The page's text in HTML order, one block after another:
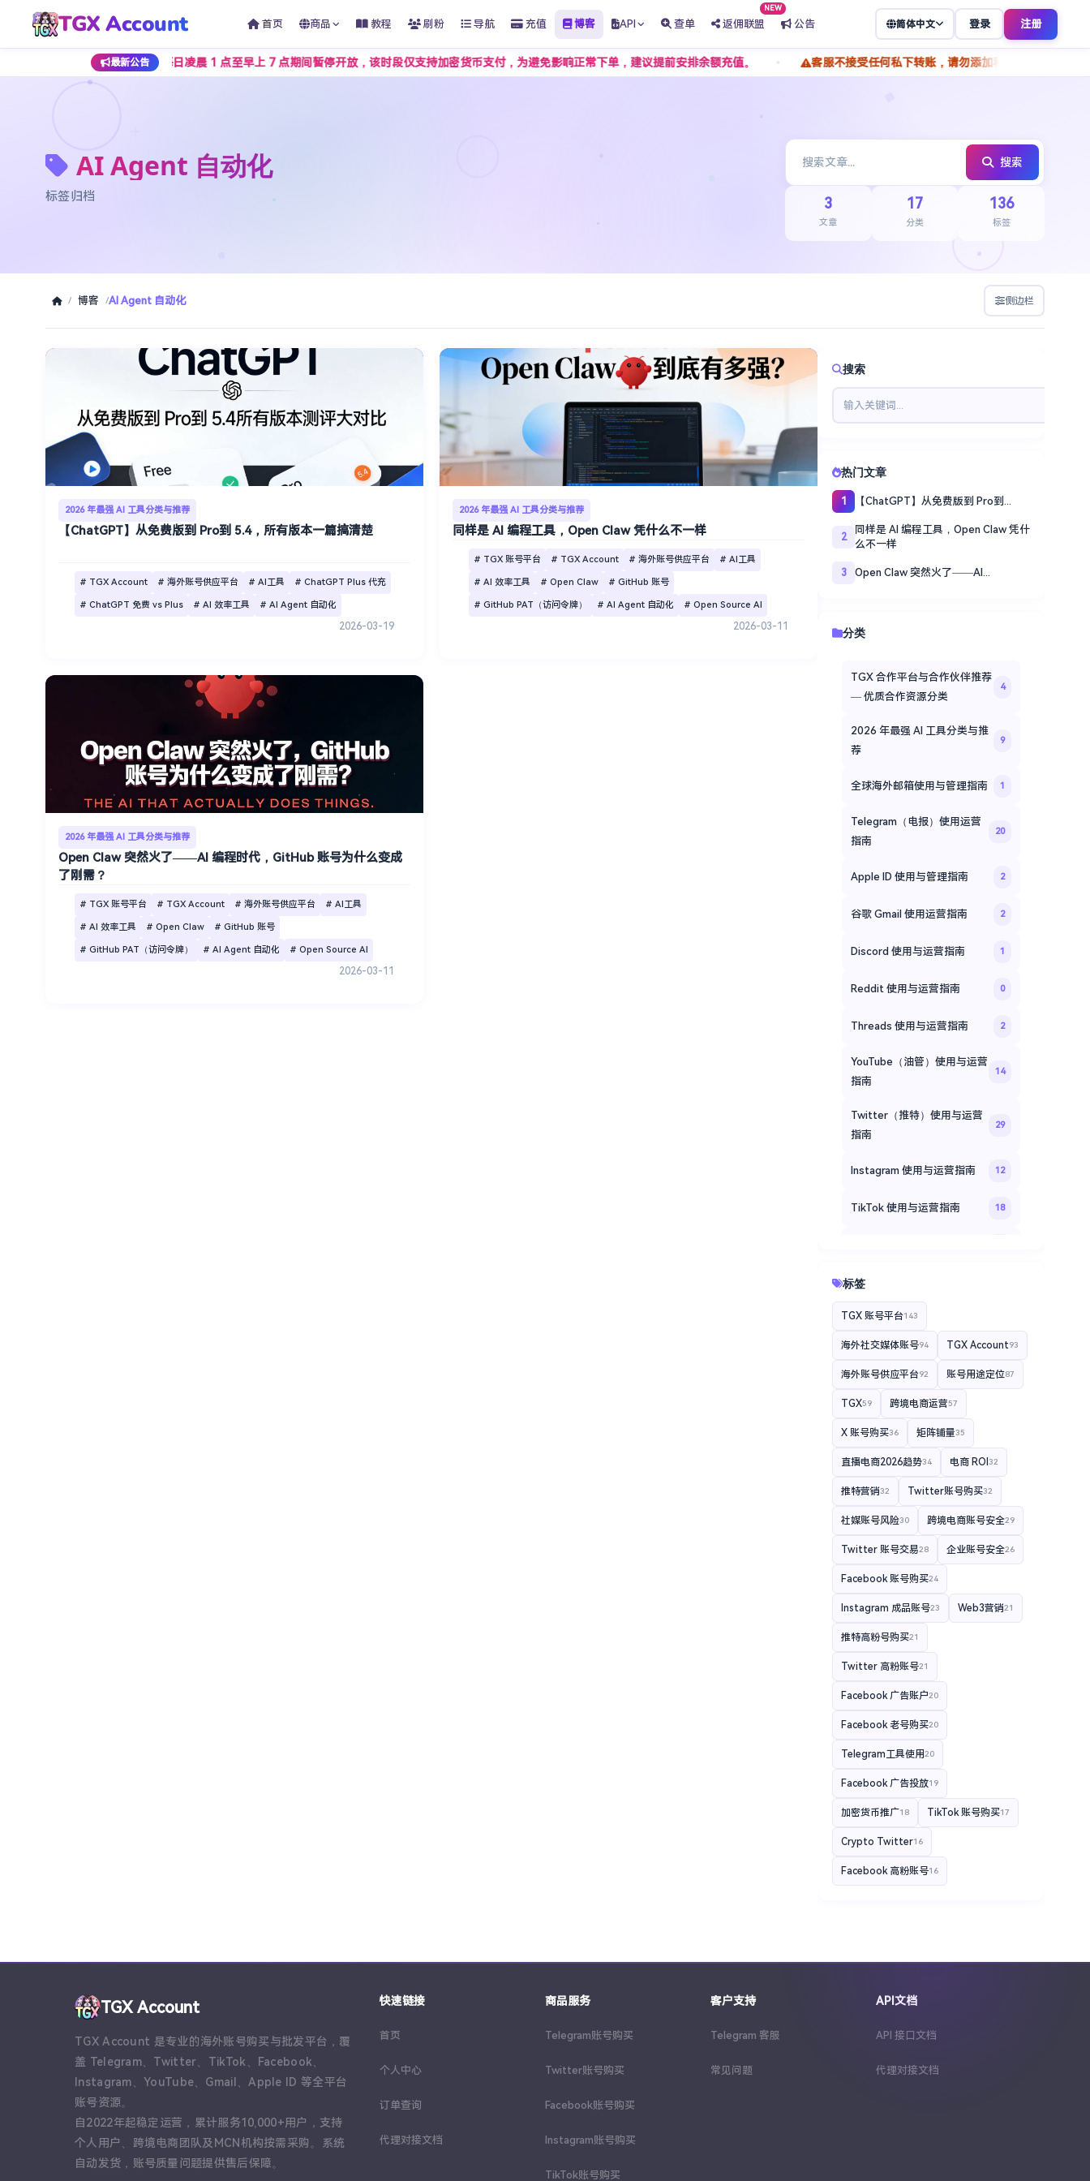
TGX Account 首页 商品 教程 刷粉 导航 充值 博客 API 查单 返佣联盟
NEW
公告 简体中文 登录 注册
最新公告
人民币下单通道将在每日凌晨 1 点至早上 7 点期间暂停开放，该时段仅支持加密货币支付，为避免影响正常下单，建议提前安排余额充值。 客服不接受任何私下转账，请勿添加私人 TG 转账付款，谨防
AI Agent 自动化
标签归档
搜索
3
文章
17
分类
136
标签
/ 博客 /AI Agent 自动化 侧边栏
2026 年最强 AI 工具分类与推荐
【ChatGPT】从免费版到 Pro到 5.4，所有版本一篇搞清楚
# TGX Account # 海外账号供应平台 # AI工具 # ChatGPT Plus 代充
# ChatGPT 免费 vs Plus # AI 效率工具 # AI Agent 自动化
2026-03-19
2026 年最强 AI 工具分类与推荐
同样是 AI 编程工具，Open Claw 凭什么不一样
# TGX 账号平台 # TGX Account # 海外账号供应平台 # AI工具
# AI 效率工具 # Open Claw # GitHub 账号
# GitHub PAT（访问令牌） # AI Agent 自动化 # Open Source AI
2026-03-11
2026 年最强 AI 工具分类与推荐
Open Claw 突然火了——AI 编程时代，GitHub 账号为什么变成
了刚需？
# TGX 账号平台 # TGX Account # 海外账号供应平台 # AI工具
# AI 效率工具 # Open Claw # GitHub 账号
# GitHub PAT（访问令牌） # AI Agent 自动化 # Open Source AI
2026-03-11
搜索
热门文章
1 【ChatGPT】从免费版到 Pro到...
2
同样是 AI 编程工具，Open Claw 凭什
么不一样
3 Open Claw 突然火了——AI...
分类
TGX 合作平台与合作伙伴推荐
— 优质合作资源分类
4
2026 年最强 AI 工具分类与推
荐
9
全球海外邮箱使用与管理指南 1
Telegram（电报）使用运营
指南
20
Apple ID 使用与管理指南 2
谷歌 Gmail 使用运营指南 2
Discord 使用与运营指南 1
Reddit 使用与运营指南 0
Threads 使用与运营指南 2
YouTube（油管）使用与运营
指南
14
Twitter（推特）使用与运营
指南
29
Instagram 使用与运营指南 12
TikTok 使用与运营指南 18
TGXaccount 海外账号登录
教程
TGXaccount 平台专题
TGXaccount 账号使用指南 12
标签
TGX 账号平台143
海外社交媒体账号94 TGX Account93
海外账号供应平台92 账号用途定位87
TGX59 跨境电商运营57
X 账号购买36 矩阵铺量35
直播电商2026趋势34 电商 ROI 32
推特营销32 Twitter账号购买32
社媒账号风险30 跨境电商账号安全29
Twitter 账号交易28 企业账号安全26
Facebook 账号购买24
Instagram 成品账号23 Web3营销21
推特高粉号购买21
Twitter 高粉账号21
Facebook 广告账户20
Facebook 老号购买20
Telegram工具使用20
Facebook 广告投放19
加密货币推广18 TikTok 账号购买17
Crypto Twitter16
Facebook 高粉账号16
Telegram 营销 13
TGX Account
TGX Account 是专业的海外账号购买与批发平台，覆
盖 Telegram、Twitter、TikTok、Facebook、
Instagram、YouTube、Gmail、Apple ID 等全平台
账号资源。
自2022年起稳定运营，累计服务10,000+用户，支持
个人用户、跨境电商团队及MCN机构按需采购。系统
自动发货，账号质量问题提供售后保障。
快速链接
首页
个人中心
订单查询
代理对接文档
商品服务
Telegram账号购买
Twitter账号购买
Facebook账号购买
Instagram账号购买
TikTok账号购买
客户支持
Telegram 客服
常见问题
API文档
API 接口文档
代理对接文档